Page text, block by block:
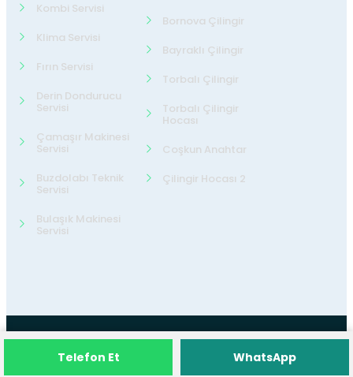
Kombi Servisi
Klima Servisi
Fırın Servisi
Derin Dondurucu
Servisi
Çamaşır Makinesi
Servisi
Buzdolabı Teknik
Servisi
Bulaşık Makinesi
Servisi
Bornova Çilingir
Bayraklı Çilingir
Torbalı Çilingir
Torbalı Çilingir
Hocası
Coşkun Anahtar
Çilingir Hocası 2
©202624 Teknik ServisTüm Hakları
Telefon Et WhatsApp